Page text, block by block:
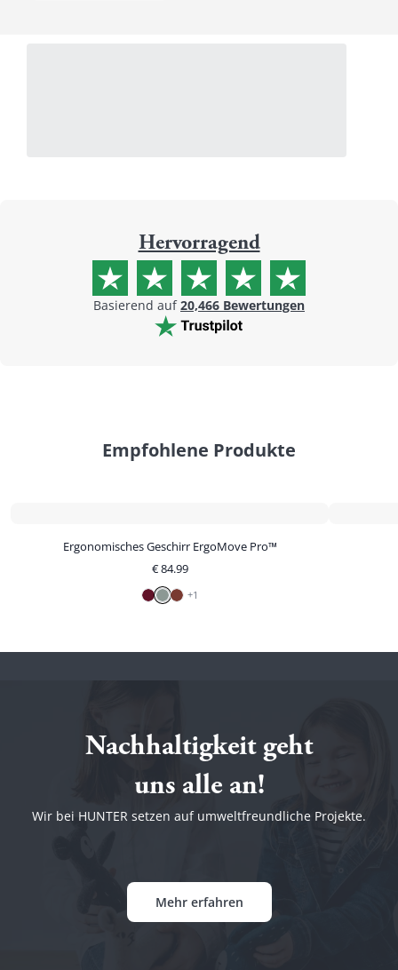
Hervorragend
Basierend auf 20,466 Bewertungen
Empfohlene Produkte
Ergonomisches Geschirr ErgoMove Pro™
€84.99
+1
Nachhaltigkeit geht
uns alle an!
Wir bei HUNTER setzen auf umweltfreundliche Projekte.
Mehr erfahren